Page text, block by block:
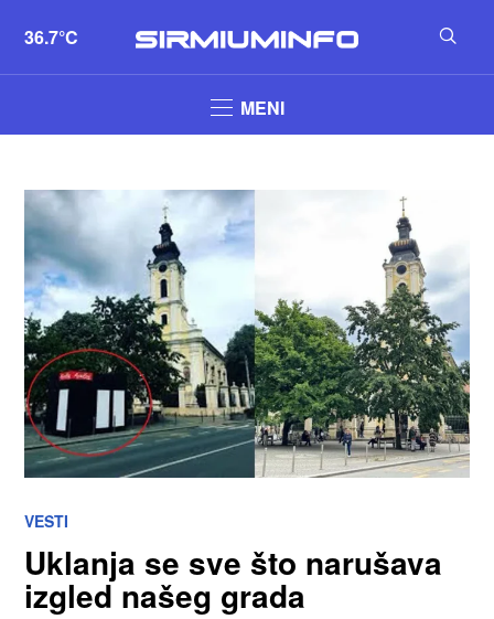
36.7°C
MENI
VESTI
Uklanja se sve što narušava
izgled našeg grada